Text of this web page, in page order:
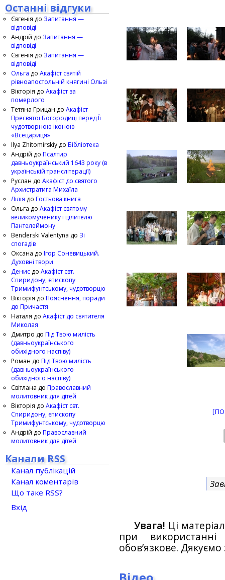
Увага! Ці
при
обов’язкове.
Останні відгуки
Євгенія до Запитання —
відповіді
Андрій до Запитання —
відповіді
Євгенія до Запитання —
відповіді
Ольга до Акафіст святій
рівноапостольній княгині Ользі
Вікторія до Акафіст за
померлого
Тетяна Грицан до Акафіст
Пресвятої Богородиці перед Її
чудотворною іконою
«Всецариця»
Ilya Zhitomirskiy до Бібліотека
Андрій до Псалтир
давньоукраїнський 1643 року (в
українській транслітерації)
Руслан до Акафіст до святого
Архистратига Михаїла
Лілія до Гостьова книга
Ольга до Акафіст святому
великомученику і цілителю
Пантелеймону
Benderski Valentyna до Зі
спогадів
Оксана до Ігор Соневицький.
Духовні твори
Денис до Акафіст свт.
Спиридону, єпископу
Тримифунтському, чудотворцю
Вікторія до Пояснення, поради
до Причастя
Наталя до Акафіст до святителя
Миколая
Дмитро до Під Твою милість
(давньоукраїнського
обихідного наспіву)
Роман до Під Твою милість
(давньоукраїнського
обихідного наспіву)
Світлана до Православний
молитовник для дітей
Вікторія до Акафіст свт.
Спиридону, єпископу
Тримифунтському, чудотворцю
Андрій до Православний
молитовник для дітей
Канали RSS
Канал публікацій
Канал коментарів
Що таке RSS?
Вхід